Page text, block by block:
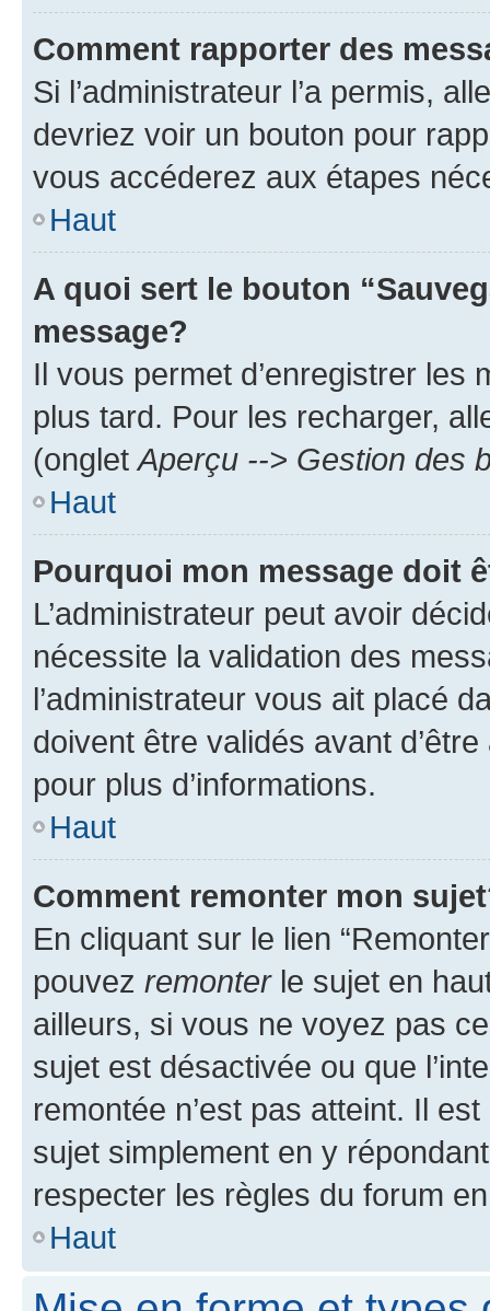
Comment rapporter des
Si l’administrateur l’a permis,
devriez voir un bouton pour
vous accéderez aux étapes
Haut
A quoi sert le bouton
message?
Il vous permet d’enregistrer
plus tard. Pour les recharger,
(onglet Aperçu --> Gestion des
Haut
Pourquoi mon message doit
L’administrateur peut avoir
nécessite la validation des
l’administrateur vous ait placé
doivent être validés avant
pour plus d’informations.
Haut
Comment remonter mon
En cliquant sur le lien
pouvez remonterle sujet en
ailleurs, si vous ne voyez pas
sujet est désactivée ou que
remontée n’est pas atteint. Il
sujet simplement en y
respecter les règles du forum
Haut